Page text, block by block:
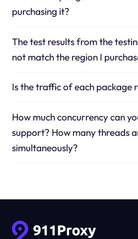
purchasing it?
The test results from the
not match the region I
Is the traffic of each package
How much concurrency can
support? How many threads
simultaneously?